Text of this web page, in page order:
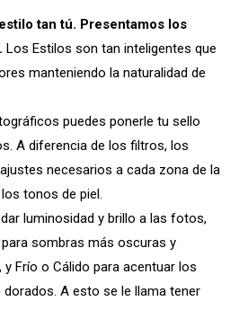
tan tú. Presentamos los
Los Estilos son tan inteligentes que
manteniendo la naturalidad de
puedes ponerle tu sello
A diferencia de los filtros, los
necesarios a cada zona de la
tonos de piel.
luminosidad y brillo a las fotos,
sombras más oscuras y
Frío o Cálido para acentuar los
A esto se le llama tener